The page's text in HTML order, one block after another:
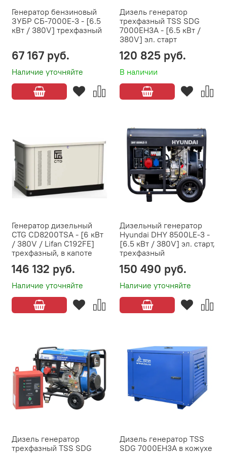
Генератор бензиновый
ЗУБР СБ-7000Е-3 - [6.5
кВт / 380V] трехфазный
Наличие уточняйте
67 167 руб.
Дизель генератор
трехфазный TSS SDG
7000EH3A - [6.5 кВт /
380V] эл. старт
В наличии
120 825 руб.
Генератор дизельный
CTG CD8200TSA - [6 кВт
/ 380V / Lifan C192FE]
трехфазный, в капоте
Наличие уточняйте
146 132 руб.
Дизельный генератор
Hyundai DHY 8500LE-3 -
[6.5 кВт / 380V] эл. старт,
трехфазный
Наличие уточняйте
150 490 руб.
Дизель генератор
трехфазный TSS SDG
Дизель генератор TSS
SDG 7000EH3A в кожухе